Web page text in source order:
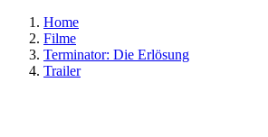
Home
Filme
Terminator: Die Erlösung
Trailer